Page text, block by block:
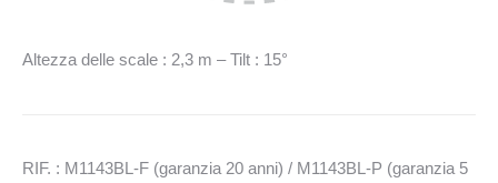
Altezza delle scale : 2,3 m – Tilt : 15°
RIF. : M1143BL-F (garanzia 20 anni) / M1143BL-P (garanzia 5